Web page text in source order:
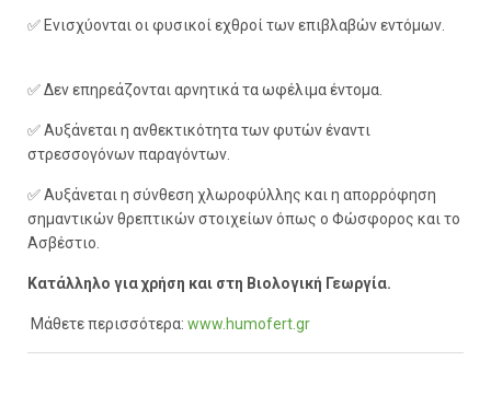
✅ Ενισχύονται οι φυσικοί εχθροί των επιβλαβών εντόμων.
✅ Δεν επηρεάζονται αρνητικά τα ωφέλιμα έντομα.
✅ Αυξάνεται η ανθεκτικότητα των φυτών έναντι
στρεσσογόνων παραγόντων.
✅ Αυξάνεται η σύνθεση χλωροφύλλης και η απορρόφηση
σημαντικών θρεπτικών στοιχείων όπως ο Φώσφορος και το
Ασβέστιο.
Κατάλληλο για χρήση και στη Βιολογική Γεωργία.
Μάθετε περισσότερα: www.humofert.gr